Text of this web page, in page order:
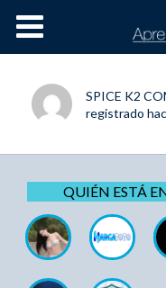
Cursos OnLine
SPICE K2
registrado
QUIÉN ESTÁ